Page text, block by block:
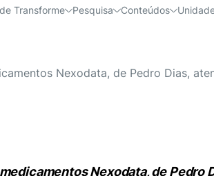
Transforme Pesquisa Conteúdos
Administração
Nexodata, de Pedro Dias,
Nexodata, de Pedro